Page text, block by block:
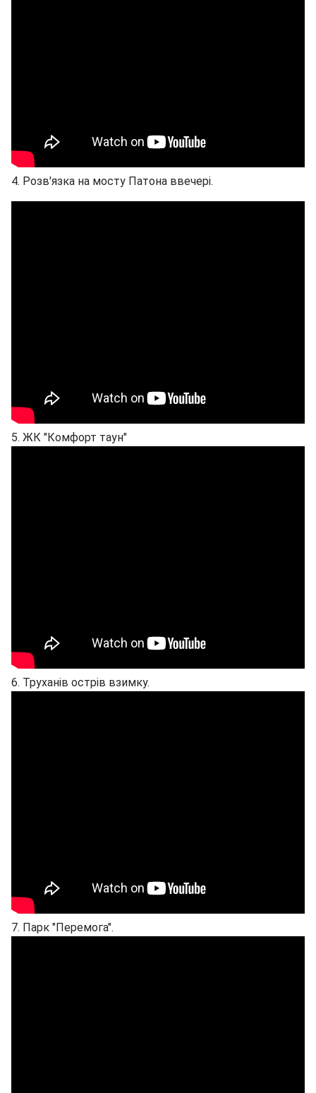
4. Розв'язка на мосту Патона ввечері.
5. ЖК "Комфорт таун"
6. Труханів острів взимку.
7. Парк "Перемога".